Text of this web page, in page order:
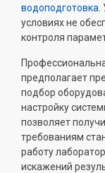
водоподготовка
условиях не
контроля
предполагает
подбор
настройку
позволяет
требованиям
работу
искажений